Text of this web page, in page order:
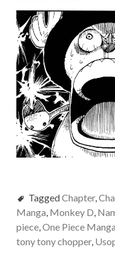
TaggedChapter,
Manga Monkey D
piece, One Piece Manga
tony tony chopper,